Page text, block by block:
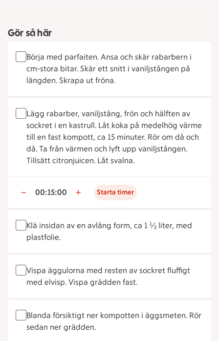
Gör så här
Börja med parfaiten. Ansa och skär rabarbern i
cm-stora bitar. Skär ett snitt i vaniljstången på
längden. Skrapa ut fröna.
Lägg rabarber, vaniljstång, frön och hälften av
sockret i en kastrull. Låt koka på medelhög värme
till en fast kompott, ca 15 minuter. Rör om då och
då. Ta från värmen och lyft upp vaniljstången.
Tillsätt citronjuicen. Låt svalna.
00:15:00 Starta timer
Klä insidan av en avlång form, ca 1 1⁄2 liter, med
plastfolie.
Vispa äggulorna med resten av sockret fluffigt
med elvisp. Vispa grädden fast.
Blanda försiktigt ner kompotten i äggsmeten. Rör
sedan ner grädden.